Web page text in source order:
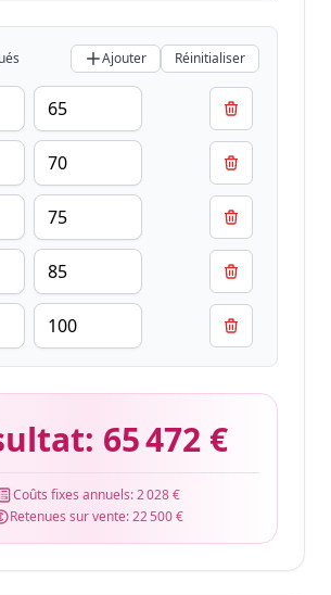
Ajouter Réinitialiser
65 472 €
Coûts fixes annuels:2 028 €
Retenues sur vente:22 500 €